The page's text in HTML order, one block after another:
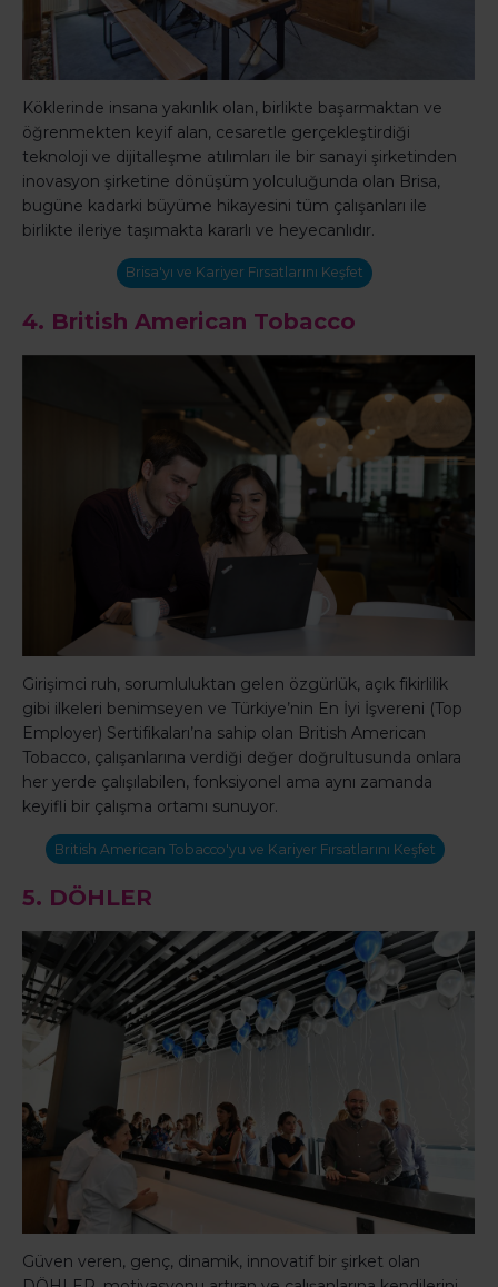
Köklerinde insana yakınlık olan, birlikte başarmaktan ve
öğrenmekten keyif alan, cesaretle gerçekleştirdiği
teknoloji ve dijitalleşme atılımları ile bir sanayi şirketinden
inovasyon şirketine dönüşüm yolculuğunda olan Brisa,
bugüne kadarki büyüme hikayesini tüm çalışanları ile
birlikte ileriye taşımakta kararlı ve heyecanlıdır.
Brisa'yı ve Kariyer Fırsatlarını Keşfet
4. British American Tobacco
Girişimci ruh, sorumluluktan gelen özgürlük, açık fikirlilik
gibi ilkeleri benimseyen ve Türkiye’nin En İyi İşvereni (Top
Employer) Sertifikaları’na sahip olan British American
Tobacco, çalışanlarına verdiği değer doğrultusunda onlara
her yerde çalışılabilen, fonksiyonel ama aynı zamanda
keyifli bir çalışma ortamı sunuyor.
British American Tobacco'yu ve Kariyer Fırsatlarını Keşfet
5. DÖHLER
Güven veren, genç, dinamik, innovatif bir şirket olan